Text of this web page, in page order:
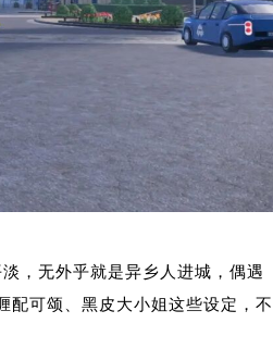
，无外乎就是异乡人进城，偶遇
配可颂、黑皮大小姐这些设定，不